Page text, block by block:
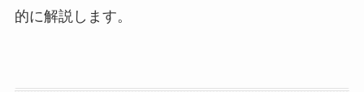
的に解説します。